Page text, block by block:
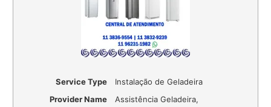
Service Type
Instalação de Geladeira
Provider Name
Assistência Geladeira,